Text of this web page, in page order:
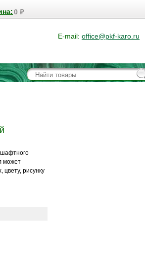
0 ₽
E-mail: office@pkf-karo.ru
может
цвету, рисунку